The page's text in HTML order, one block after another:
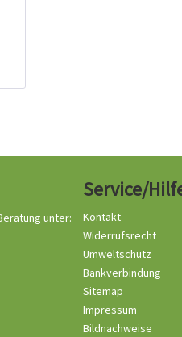
unter:
Service/
Kontakt
Widerrufsrecht
Umweltschutz
Bankverbindung
Sitemap
Impressum
Bildnachweise